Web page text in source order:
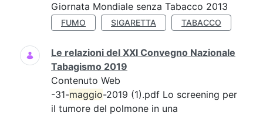
Giornata Mondiale senza Tabacco 2013
FUMO SIGARETTA TABACCO
Le relazioni del XXI Convegno Nazionale
Tabagismo 2019
Contenuto Web
-31-maggio-2019 (1).pdf Lo screening per
il tumore del polmone in una